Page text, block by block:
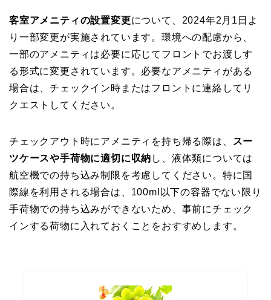
客室アメニティの設置変更について、2024年2月1日よ
り一部変更が実施されています。環境への配慮から、
一部のアメニティは必要に応じてフロントでお渡しす
る形式に変更されています。必要なアメニティがある
場合は、チェックイン時またはフロントに連絡してリ
クエストしてください。
チェックアウト時にアメニティを持ち帰る際は、
スー
ツケースや手荷物に適切に収納 し、液体類については
航空機での持ち込み制限を考慮してください。特に国
際線を利用される場合は、100ml以下の容器でない限り
手荷物での持ち込みができないため、事前にチェック
インする荷物に入れておくことをおすすめします。